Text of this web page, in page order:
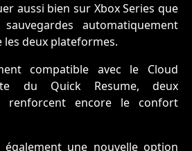
aussi bien sur Xbox Series que
automatiquement
deux plateformes.
compatible avec le Cloud
du Quick Resume, deux
renforcent encore le confort
également une nouvelle option